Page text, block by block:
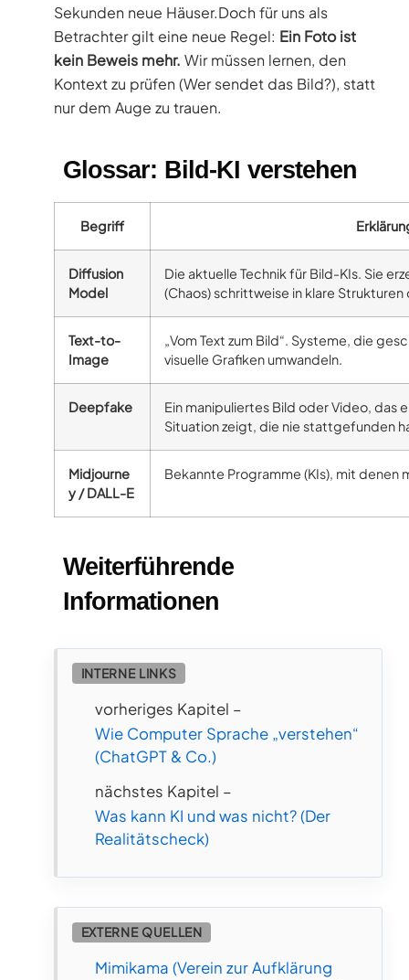
Sekunden neue Häuser.Doch für uns als
Betrachter gilt eine neue Regel: Ein Foto ist
kein Beweis mehr. Wir müssen lernen, den
Kontext zu prüfen (Wer sendet das Bild?), statt
nur dem Auge zu trauen.
Glossar: Bild-KI verstehen
Begriff
Diffusion
Model
Die aktuelle Technik für Bild-KIs. Sie
(Chaos) schrittweise in klare
Text-to-
Image
„Vom Text zum Bild“. Systeme, die
visuelle Grafiken umwandeln.
Deepfake
Ein manipuliertes Bild oder Video, das
Situation zeigt, die nie stattgefunden
Midjourne
y / DALL-E
Bekannte Programme (KIs), mit denen
Weiterführende
Informationen
INTERNE LINKS
vorheriges Kapitel –
Wie Computer Sprache „verstehen“
(ChatGPT & Co.)
nächstes Kapitel –
Was kann KI und was nicht? (Der
Realitätscheck)
EXTERNE QUELLEN
Mimikama (Verein zur Aufklärung